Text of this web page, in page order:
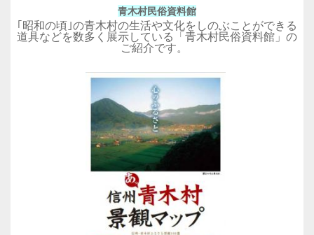
青木村民俗資料館
｢昭和の頃｣の青木村の生活や文化をしのぶことができる
道具などを数多く展示している「青木村民俗資料館」の
ご紹介です。